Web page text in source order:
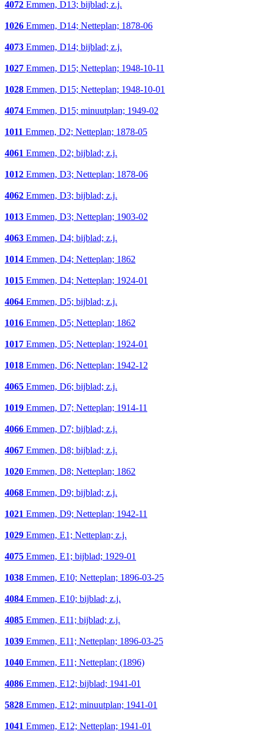
4072 Emmen, D13; bijblad; z.j.
1026 Emmen, D14; Netteplan; 1878-06
4073 Emmen, D14; bijblad; z.j.
1027 Emmen, D15; Netteplan; 1948-10-11
1028 Emmen, D15; Netteplan; 1948-10-01
4074 Emmen, D15; minuutplan; 1949-02
1011 Emmen, D2; Netteplan; 1878-05
4061 Emmen, D2; bijblad; z.j.
1012 Emmen, D3; Netteplan; 1878-06
4062 Emmen, D3; bijblad; z.j.
1013 Emmen, D3; Netteplan; 1903-02
4063 Emmen, D4; bijblad; z.j.
1014 Emmen, D4; Netteplan; 1862
1015 Emmen, D4; Netteplan; 1924-01
4064 Emmen, D5; bijblad; z.j.
1016 Emmen, D5; Netteplan; 1862
1017 Emmen, D5; Netteplan; 1924-01
1018 Emmen, D6; Netteplan; 1942-12
4065 Emmen, D6; bijblad; z.j.
1019 Emmen, D7; Netteplan; 1914-11
4066 Emmen, D7; bijblad; z.j.
4067 Emmen, D8; bijblad; z.j.
1020 Emmen, D8; Netteplan; 1862
4068 Emmen, D9; bijblad; z.j.
1021 Emmen, D9; Netteplan; 1942-11
1029 Emmen, E1; Netteplan; z.j.
4075 Emmen, E1; bijblad; 1929-01
1038 Emmen, E10; Netteplan; 1896-03-25
4084 Emmen, E10; bijblad; z.j.
4085 Emmen, E11; bijblad; z.j.
1039 Emmen, E11; Netteplan; 1896-03-25
1040 Emmen, E11; Netteplan; (1896)
4086 Emmen, E12; bijblad; 1941-01
5828 Emmen, E12; minuutplan; 1941-01
1041 Emmen, E12; Netteplan; 1941-01